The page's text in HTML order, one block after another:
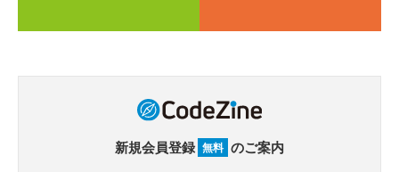
新規会員登録 無料 のご案内